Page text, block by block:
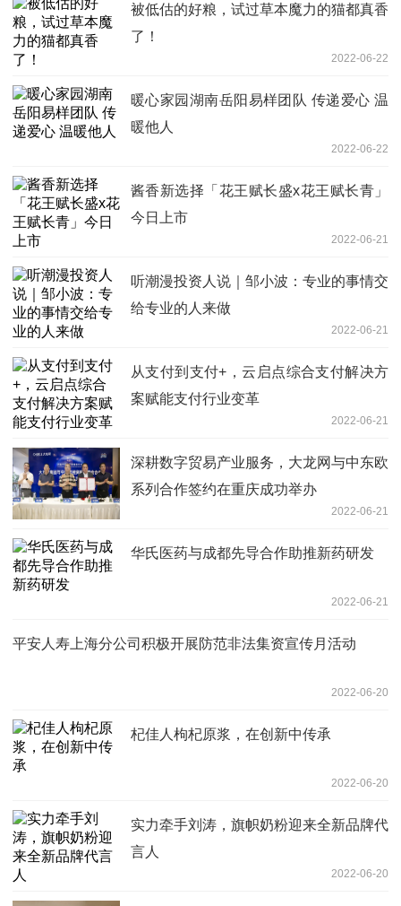
被低估的好粮，试过草本魔力的猫都真香
了！
2022-06-22
暖心家园湖南岳阳易样团队 传递爱心 温
暖他人
2022-06-22
酱香新选择「花王赋长盛x花王赋长青」
今日上市
2022-06-21
听潮漫投资人说｜邹小波：专业的事情交
给专业的人来做
2022-06-21
从支付到支付+，云启点综合支付解决方
案赋能支付行业变革
2022-06-21
深耕数字贸易产业服务，大龙网与中东欧
系列合作签约在重庆成功举办
2022-06-21
华氏医药与成都先导合作助推新药研发
2022-06-21
平安人寿上海分公司积极开展防范非法集资宣传月活动
2022-06-20
杞佳人枸杞原浆，在创新中传承
2022-06-20
实力牵手刘涛，旗帜奶粉迎来全新品牌代
言人
2022-06-20